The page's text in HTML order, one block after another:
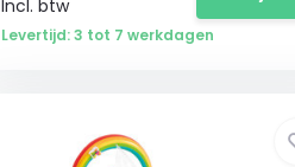
Incl. btw
Levertijd: 3 tot 7 werkdagen